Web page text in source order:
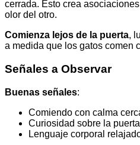
cerrada. Esto crea
olor del otro.
Comienza lejos de la puerta,
a medida que los gatos comen
Señales a Observar
Buenas señales:
Comiendo con calma
Curiosidad sobre la
Lenguaje corporal